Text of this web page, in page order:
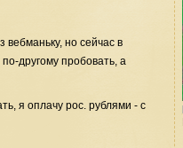
но сейчас в
другому пробовать, а
я оплачу рос. рублями - с